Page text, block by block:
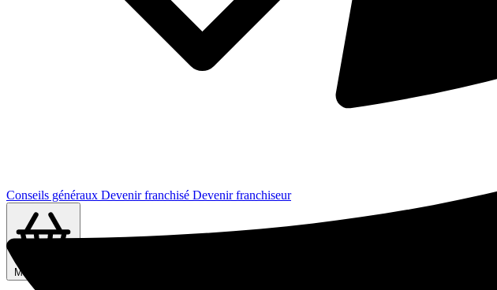
Conseils généraux Devenir franchisé Devenir franchiseur
Ma sélection